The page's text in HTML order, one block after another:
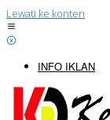
Lewati ke konten
INFO IKLAN